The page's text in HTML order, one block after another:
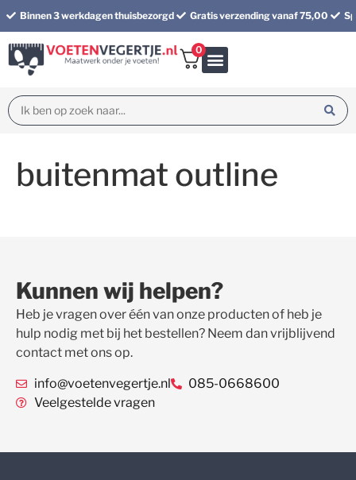
Binnen 3 werkdagen thuisbezorgd Gratis verzending vanaf 75,00
0
buitenmat outline
Kunnen wij helpen?
Heb je vragen over één van onze producten of heb je
hulp nodig met bij het bestellen? Neem dan vrijblijvend
contact met ons op.
info@voetenvegertje.nl
085-0668600
Veelgestelde vragen